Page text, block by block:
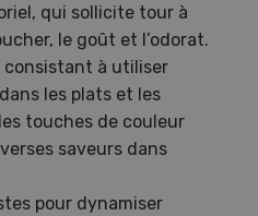
qui sollicite tour à
le goût et l’odorat.
consistant à utiliser
les plats et les
touches de couleur
saveurs dans
pour dynamiser